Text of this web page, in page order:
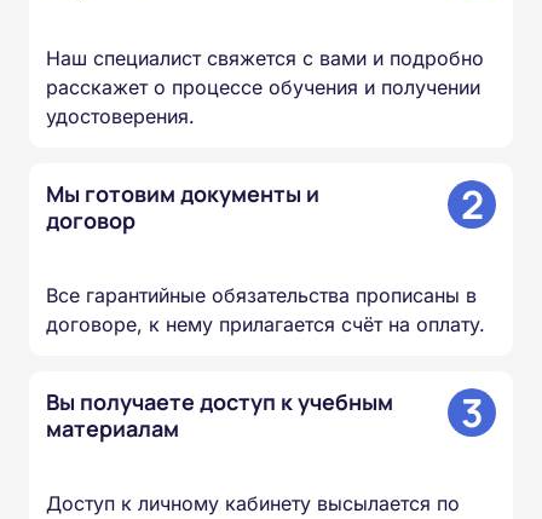
Наш специалист свяжется с вами и подробно
расскажет о процессе обучения и получении
удостоверения.
Мы готовим документы и
договор
2
Все гарантийные обязательства прописаны в
договоре, к нему прилагается счёт на оплату.
Вы получаете доступ к учебным
материалам
3
Доступ к личному кабинету высылается по